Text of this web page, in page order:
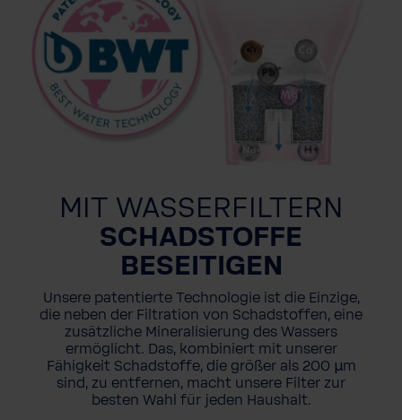
MIT WASSERFILTERN
SCHADSTOFFE
BESEITIGEN
Unsere patentierte Technologie ist die Einzige,
die neben der Filtration von Schadstoffen, eine
zusätzliche Mineralisierung des Wassers
ermöglicht. Das, kombiniert mit unserer
Fähigkeit Schadstoffe, die größer als 200 µm
sind, zu entfernen, macht unsere Filter zur
besten Wahl für jeden Haushalt.